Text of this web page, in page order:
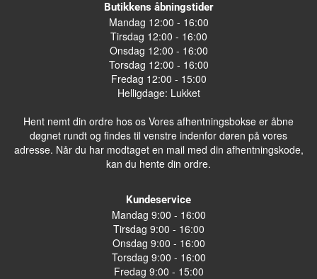
Butikkens åbningstider
Mandag 12:00 - 16:00
Tirsdag 12:00 - 16:00
Onsdag 12:00 - 16:00
Torsdag 12:00 - 16:00
Fredag 12:00 - 15:00
Helligdage: Lukket
Hent nemt din ordre hos os Vores afhentningsbokse er åbne
døgnet rundt og findes til venstre indenfor døren på vores
adresse. Når du har modtaget en mail med din afhentningskode,
kan du hente din ordre.
Kundeservice
Mandag 9:00 - 16:00
Tirsdag 9:00 - 16:00
Onsdag 9:00 - 16:00
Torsdag 9:00 - 16:00
Fredag 9:00 - 15:00